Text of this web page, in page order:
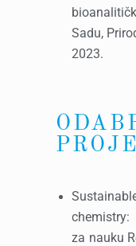
Sadu,
2023.
za nauku